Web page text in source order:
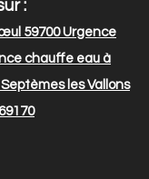
:
59700Urgence
chauffe eau à
les Vallons